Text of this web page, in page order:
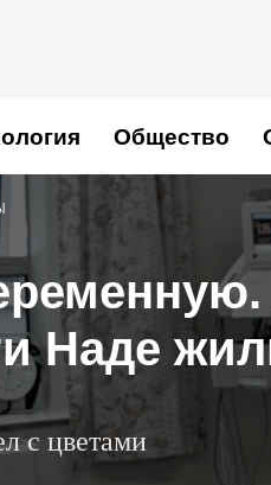
Общество
Наде
с цветами